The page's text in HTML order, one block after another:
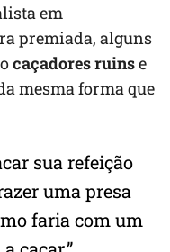
em
premiada, alguns
caçadores ruinse
mesma forma que
sua refeição
uma presa
faria com um